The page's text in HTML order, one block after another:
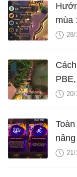
mùa
28/
20/
21/